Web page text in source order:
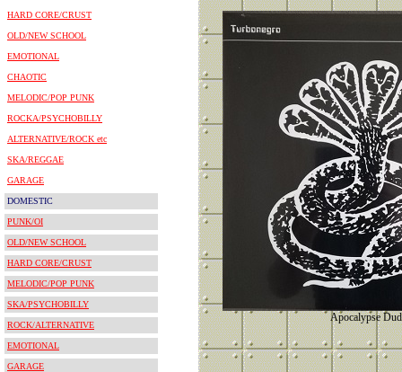
HARD CORE/CRUST
OLD/NEW SCHOOL
EMOTIONAL
CHAOTIC
MELODIC/POP PUNK
ROCKA/PSYCHOBILLY
ALTERNATIVE/ROCK etc
SKA/REGGAE
GARAGE
DOMESTIC
PUNK/OI
OLD/NEW SCHOOL
HARD CORE/CRUST
MELODIC/POP PUNK
SKA/PSYCHOBILLY
ROCK/ALTERNATIVE
EMOTIONAL
GARAGE
Apocalypse